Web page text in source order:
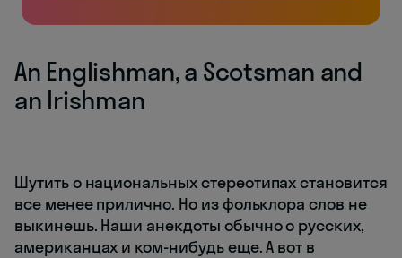
An Englishman, a Scotsman and
an Irishman
Шутить о национальных стереотипах становится
все менее прилично. Но из фольклора слов не
выкинешь. Наши анекдоты обычно о русских,
американцах и ком-нибудь еще. А вот в